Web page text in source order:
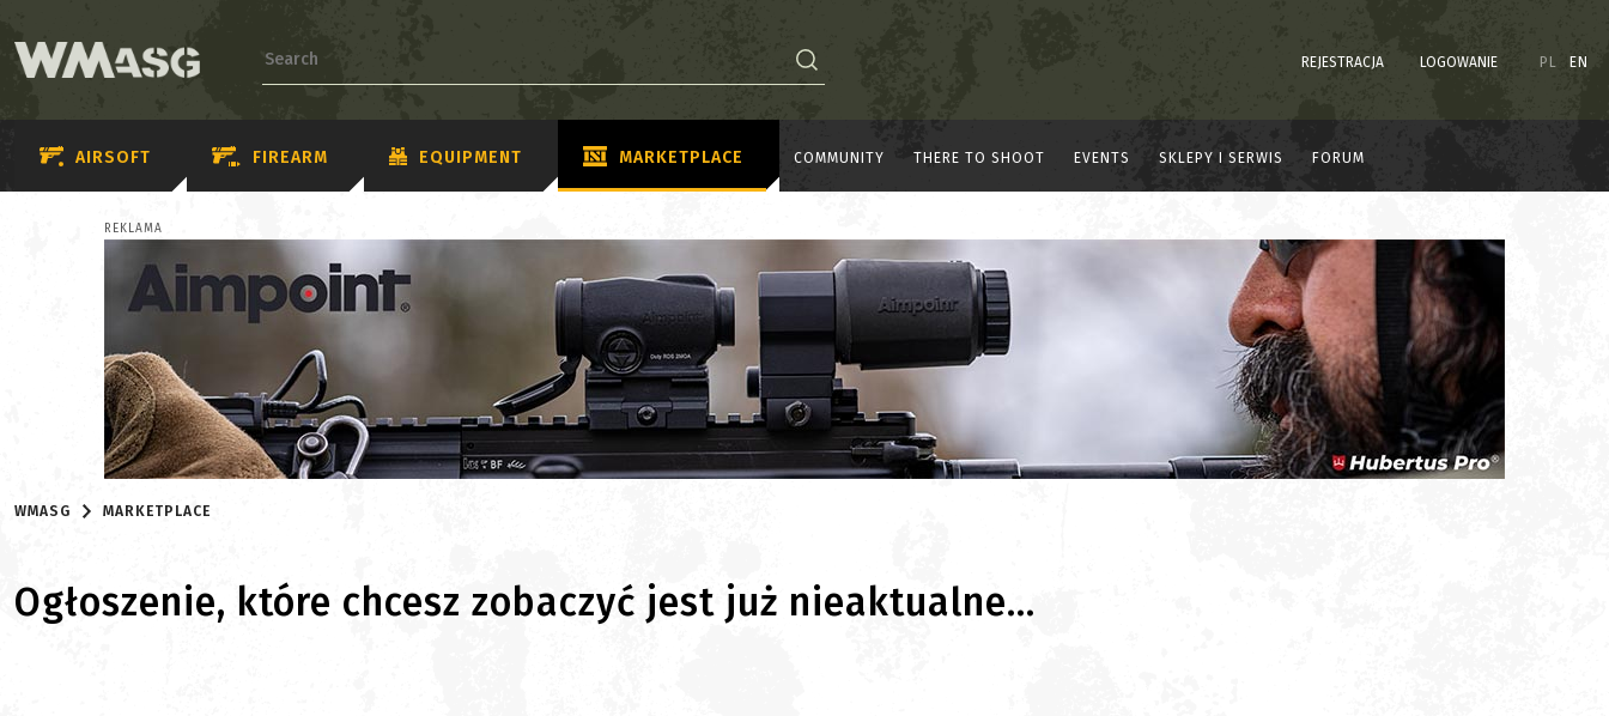
REJESTRACJA LOGOWANIE PL EN
AIRSOFT FIREARM EQUIPMENT MARKETPLACE COMMUNITY THERE TO SHOOT EVENTS SKLEPY I SERWIS FORUM
REKLAMA
WMASG MARKETPLACE
Ogłoszenie, które chcesz zobaczyć jest już nieaktualne...